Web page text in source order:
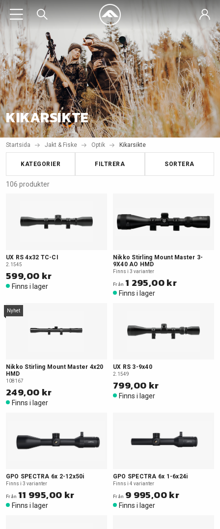
KIKARSIKTE
Startsida Jakt & Fiske Optik Kikarsikte
KATEGORIER FILTRERA SORTERA
106 produkter
UX RS 4x32 TC-CI
2.1545
599,00 kr
Finns i lager
Nikko Stirling Mount Master 3-
9X40 AO HMD
Finns i 3 varianter
Från 1 295,00 kr
Finns i lager
Nyhet
Nikko Stirling Mount Master 4x20
HMD
108167
249,00 kr
Finns i lager
UX RS 3-9x40
2.1549
799,00 kr
Finns i lager
GPO SPECTRA 6x 2-12x50i
Finns i 3 varianter
Från 11 995,00 kr
Finns i lager
GPO SPECTRA 6x 1-6x24i
Finns i 4 varianter
Från 9 995,00 kr
Finns i lager